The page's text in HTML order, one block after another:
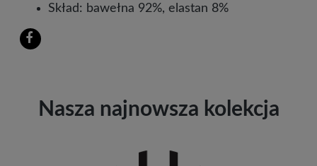
Skład: bawełna 92%, elastan 8%
Nasza najnowsza kolekcja